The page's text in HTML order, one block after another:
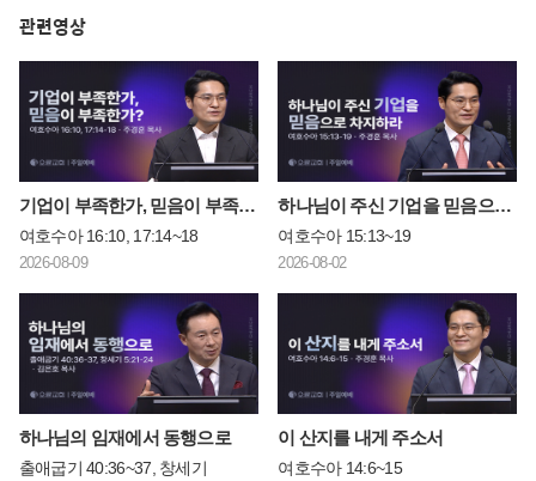
관련영상
기업이 부족한가, 믿음이 부족한가?
여호수아 16:10, 17:14~18
2026-08-09
하나님이 주신 기업을 믿음으로 차지하라
여호수아 15:13~19
2026-08-02
하나님의 임재에서 동행으로
출애굽기 40:36~37, 창세기
이 산지를 내게 주소서
여호수아 14:6~15